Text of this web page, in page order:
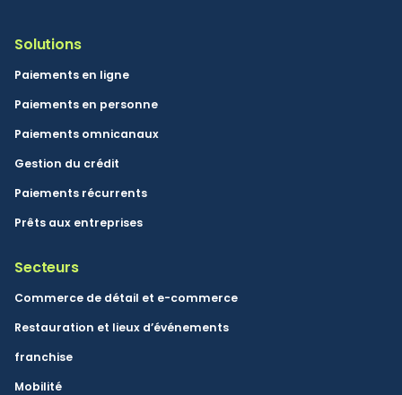
Solutions
Paiements en ligne
Paiements en personne
Paiements omnicanaux
Gestion du crédit
Paiements récurrents
Prêts aux entreprises
Secteurs
Commerce de détail et e-commerce
Restauration et lieux d’événements
franchise
Mobilité